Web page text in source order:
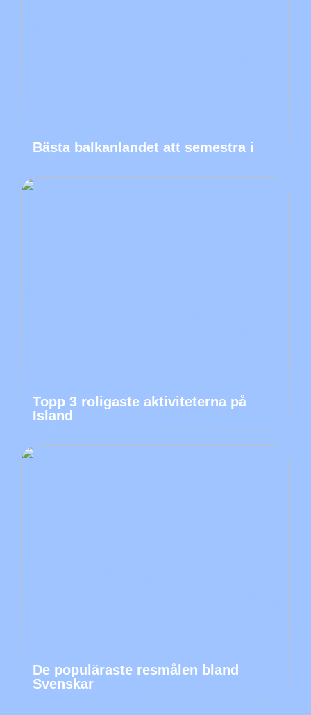
Bästa balkanlandet att semestra i
Topp 3 roligaste aktiviteterna på
Island
De populäraste resmålen bland
Svenskar